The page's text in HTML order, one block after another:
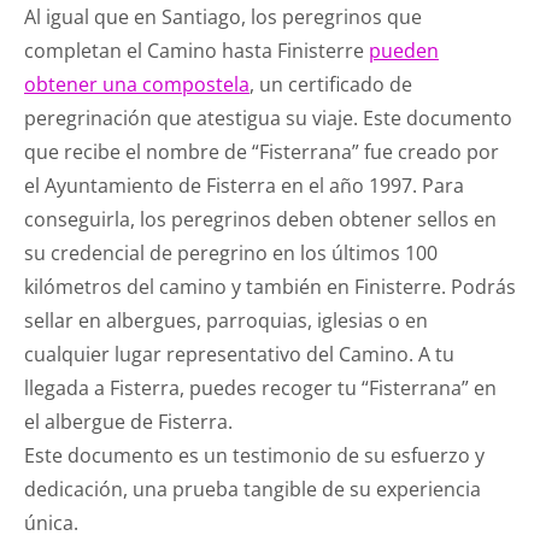
Al igual que en Santiago, los peregrinos que
completan el Camino hasta Finisterre pueden
obtener una compostela, un certificado de
peregrinación que atestigua su viaje. Este documento
que recibe el nombre de “Fisterrana” fue creado por
el Ayuntamiento de Fisterra en el año 1997. Para
conseguirla, los peregrinos deben obtener sellos en
su credencial de peregrino en los últimos 100
kilómetros del camino y también en Finisterre. Podrás
sellar en albergues, parroquias, iglesias o en
cualquier lugar representativo del Camino. A tu
llegada a Fisterra, puedes recoger tu “Fisterrana” en
el albergue de Fisterra.
Este documento es un testimonio de su esfuerzo y
dedicación, una prueba tangible de su experiencia
única.